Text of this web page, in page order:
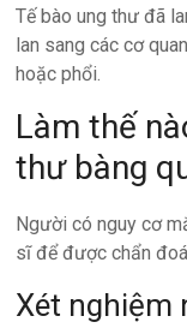
Tế bào ung thư đã
lan sang các cơ
hoặc phổi.
Làm thế
thư bàng
Người có nguy cơ
sĩ để được chẩn
Xét nghiệm